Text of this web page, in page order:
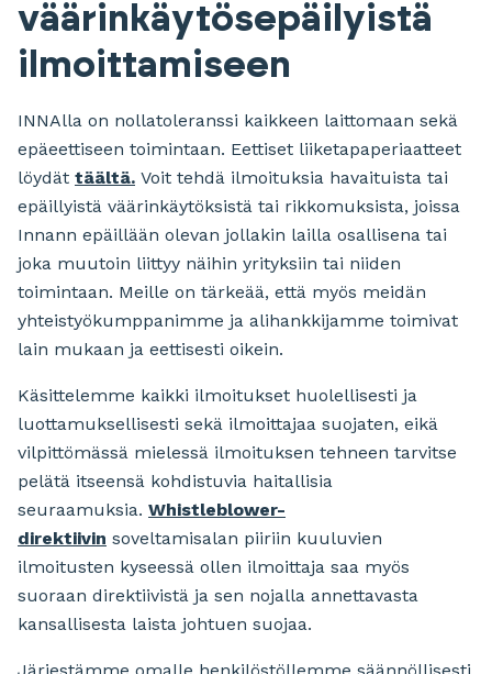
väärinkäytösepäilyistä
ilmoittamiseen
INNAlla on nollatoleranssi kaikkeen laittomaan sekä
epäeettiseen toimintaan. Eettiset liiketapaperiaatteet
löydät täältä. Voit tehdä ilmoituksia havaituista tai
epäillyistä väärinkäytöksistä tai rikkomuksista, joissa
Innann epäillään olevan jollakin lailla osallisena tai
joka muutoin liittyy näihin yrityksiin tai niiden
toimintaan. Meille on tärkeää, että myös meidän
yhteistyökumppanimme ja alihankkijamme toimivat
lain mukaan ja eettisesti oikein.
Käsittelemme kaikki ilmoitukset huolellisesti ja
luottamuksellisesti sekä ilmoittajaa suojaten, eikä
vilpittömässä mielessä ilmoituksen tehneen tarvitse
pelätä itseensä kohdistuvia haitallisia
seuraamuksia. Whistleblower-
direktiivin soveltamisalan piiriin kuuluvien
ilmoitusten kyseessä ollen ilmoittaja saa myös
suoraan direktiivistä ja sen nojalla annettavasta
kansallisesta laista johtuen suojaa.